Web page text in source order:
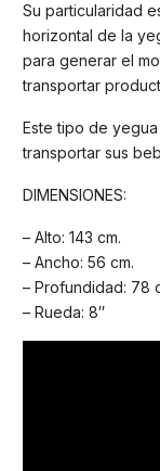
Su particularidad
horizontal de la
para generar el
transportar
Este tipo de
transportar sus
DIMENSIONES:
– Alto: 143 cm.
– Ancho: 56 cm.
– Profundidad: 78
– Rueda: 8″